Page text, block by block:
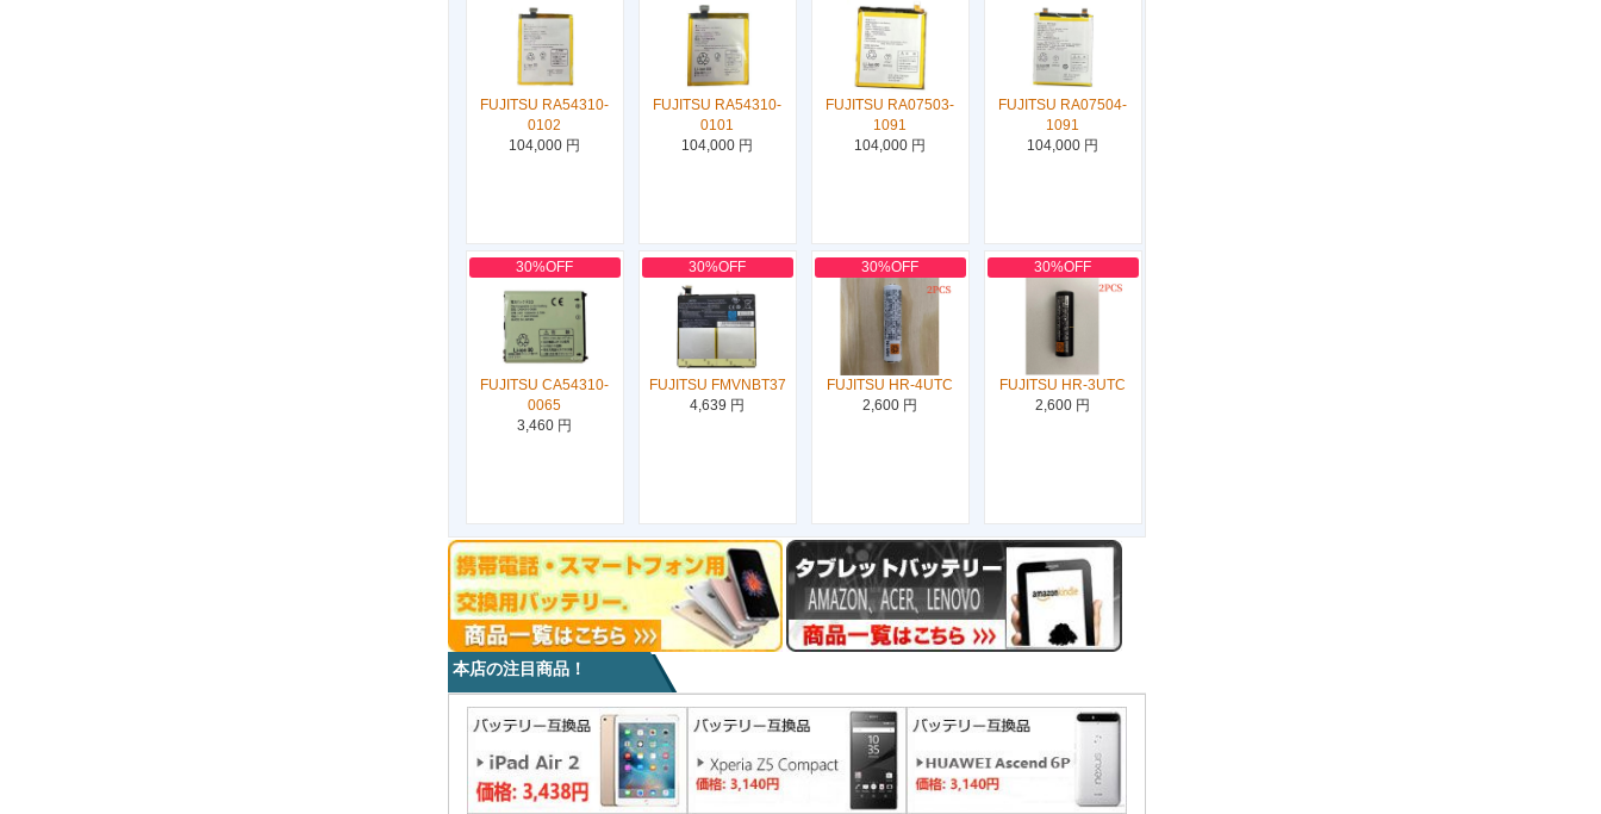
FUJITSU RA54310-
0102
104,000 円
FUJITSU RA54310-
0101
104,000 円
FUJITSU RA07503-
1091
104,000 円
FUJITSU RA07504-
1091
104,000 円
30%OFF
FUJITSU CA54310-
0065
3,460 円
30%OFF
FUJITSU FMVNBT37
4,639 円
30%OFF
FUJITSU HR-4UTC
2,600 円
30%OFF
FUJITSU HR-3UTC
2,600 円
本店の注目商品！